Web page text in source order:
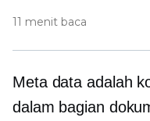
11 menit baca
Meta data adalah
dalam bagian